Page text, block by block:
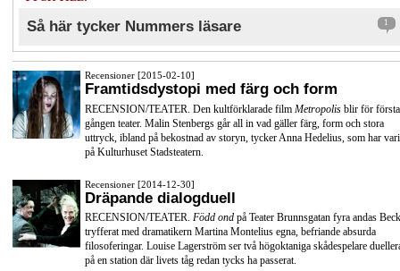
Så här tycker Nummers läsare 1
Recensioner [2015-02-10]
Framtidsdystopi med färg och form
RECENSION/TEATER. Den kultförklarade film Metropolis blir för första
gången teater. Malin Stenbergs går all in vad gäller färg, form och stora
uttryck, ibland på bekostnad av storyn, tycker Anna Hedelius, som har
på Kulturhuset Stadsteatern.
Recensioner [2014-12-30]
Dräpande dialogduell
RECENSION/TEATER. Född ond på Teater Brunnsgatan fyra andas
tryfferat med dramatikern Martina Montelius egna, befriande absurda
filosoferingar. Louise Lagerström ser två högoktaniga skådespelare
på en station där livets tåg redan tycks ha passerat.